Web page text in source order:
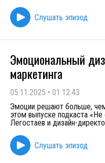
Слушать эпизод
Эмоциональный
маркетинга
05.11.2025 • 01:12:43
Эмоции решают больше,
этом выпуске подкаста
Легостаев и дизайн-
Слушать эпизод